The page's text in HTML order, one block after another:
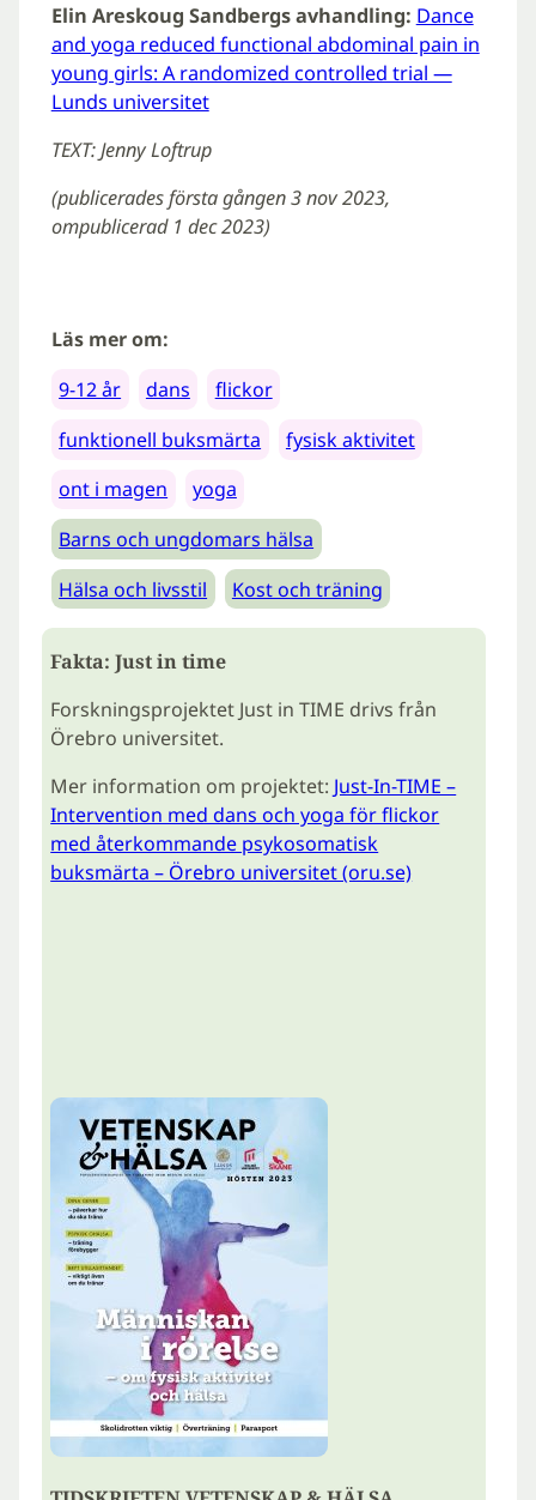
Elin Areskoug Sandbergs avhandling: Dance
and yoga reduced functional abdominal pain in
young girls: A randomized controlled trial —
Lunds universitet
TEXT: Jenny Loftrup
(publicerades första gången 3 nov 2023,
ompublicerad 1 dec 2023)
Läs mer om:
9-12 år
dans
flickor
funktionell buksmärta
fysisk aktivitet
ont i magen
yoga
Barns och ungdomars hälsa
Hälsa och livsstil
Kost och träning
Fakta: Just in time
Forskningsprojektet Just in TIME drivs från
Örebro universitet.
Mer information om projektet: Just-In-TIME –
Intervention med dans och yoga för flickor
med återkommande psykosomatisk
buksmärta – Örebro universitet (oru.se)